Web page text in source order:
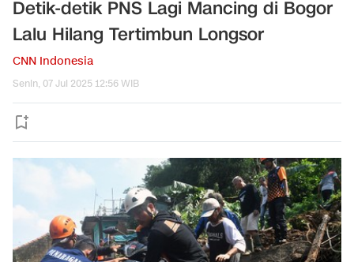
Detik-detik PNS Lagi Mancing di Bogor
Lalu Hilang Tertimbun Longsor
CNN Indonesia
Senin, 07 Jul 2025 12:56 WIB